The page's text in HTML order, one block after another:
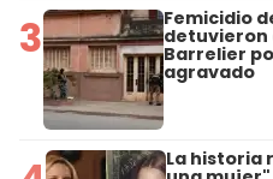
3 Femicidio
detuvieron
Barrelier
agravado
La historia